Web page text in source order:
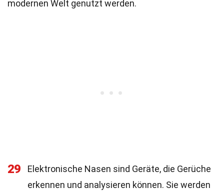
modernen Welt genutzt werden.
29
Elektronische Nasen sind Geräte, die Gerüche
erkennen und analysieren können. Sie werden